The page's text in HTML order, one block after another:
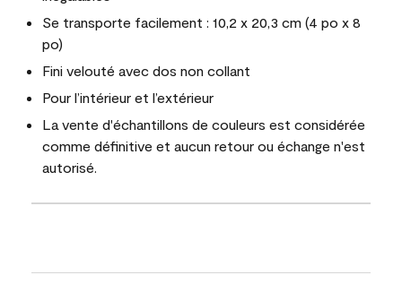
Se transporte facilement : 10,2 x 20,3 cm (4 po x 8
po)
Fini velouté avec dos non collant
Pour l’intérieur et l’extérieur
La vente d'échantillons de couleurs est considérée
comme définitive et aucun retour ou échange n'est
autorisé.